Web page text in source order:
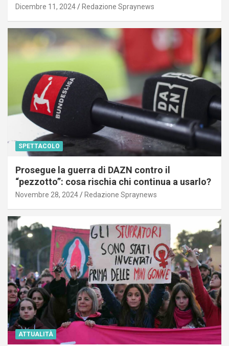
Dicembre 11, 2024 Redazione Spraynews
SPETTACOLO
Prosegue la guerra di DAZN contro il
“pezzotto”: cosa rischia chi continua a usarlo?
Novembre 28, 2024 Redazione Spraynews
ATTUALITÀ